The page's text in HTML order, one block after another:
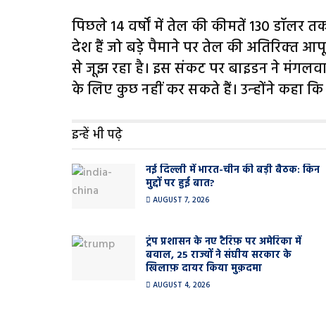
पिछले 14 वर्षों में तेल की कीमतें 130 डॉलर
देश हैं जो बड़े पैमाने पर तेल की अतिरिक्‍त
से जूझ रहा है। इस संकट पर बाइडन ने
के लिए कुछ नहीं कर सकते हैं। उन्‍होंने कहा कि
इन्हें भी पढ़े
नई दिल्ली में भारत-चीन की बड़ी बैठक: किन
मुद्दों पर हुई बात?
AUGUST 7, 2026
ट्रंप प्रशासन के नए टैरिफ़ पर अमेरिका में
बवाल, 25 राज्यों ने संघीय सरकार के
खिलाफ़ दायर किया मुक़दमा
AUGUST 4, 2026